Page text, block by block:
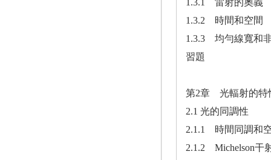
1.3.1 雷射的奧義
1.3.2 時間和空間
1.3.3 均勻線寬和
習題
第2章 光輻射的特
2.1 光的同調性
2.1.1 時間同調和
2.1.2 Michelson干